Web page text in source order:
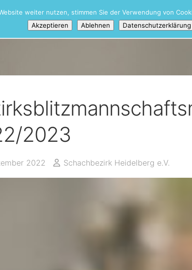
2023
2022 Schachbezirk Heidelberg e.V.
weiter nutzen, stimmen Sie der Verwendung von
Akzeptieren
Ablehnen Datenschutzerklärung